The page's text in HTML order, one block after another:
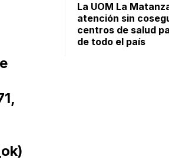
La UOM La
atención sin
centros de salud
de todo el país